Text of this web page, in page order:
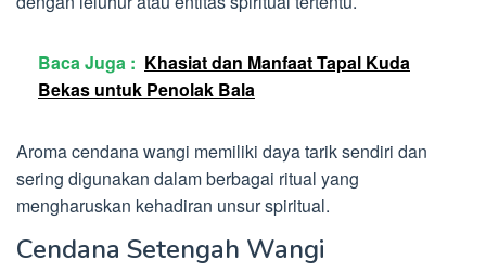
Baca Juga : Khasiat dan Manfaat Tapal Kuda
Bekas untuk Penolak Bala
Aroma cendana wangi memiliki daya tarik sendiri dan
sering digunakan dalam berbagai ritual yang
mengharuskan kehadiran unsur spiritual.
Cendana Setengah Wangi